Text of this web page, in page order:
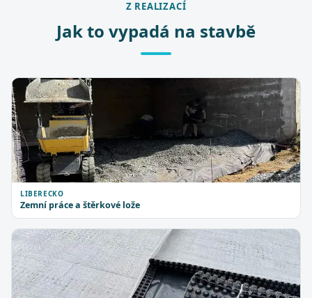
Z REALIZACÍ
Jak to vypadá na stavbě
LIBERECKO
Zemní práce a štěrkové lože